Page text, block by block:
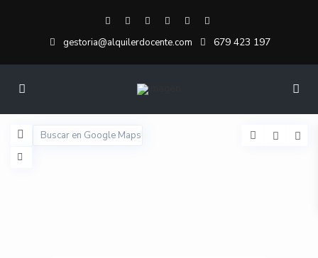
gestoria@alquilerdocente.com 679 423 197